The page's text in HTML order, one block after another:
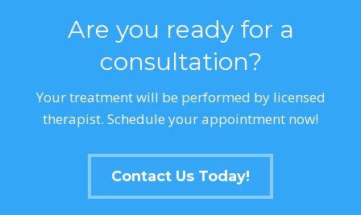
Are you ready for a
consultation?
Your treatment will be performed by licensed
therapist. Schedule your appointment now!
Contact Us Today!